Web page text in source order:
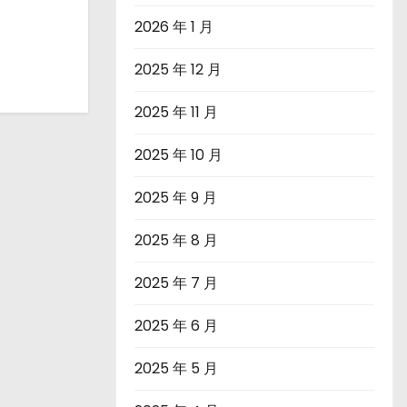
2026 年 1 月
2025 年 12 月
2025 年 11 月
2025 年 10 月
2025 年 9 月
2025 年 8 月
2025 年 7 月
2025 年 6 月
2025 年 5 月